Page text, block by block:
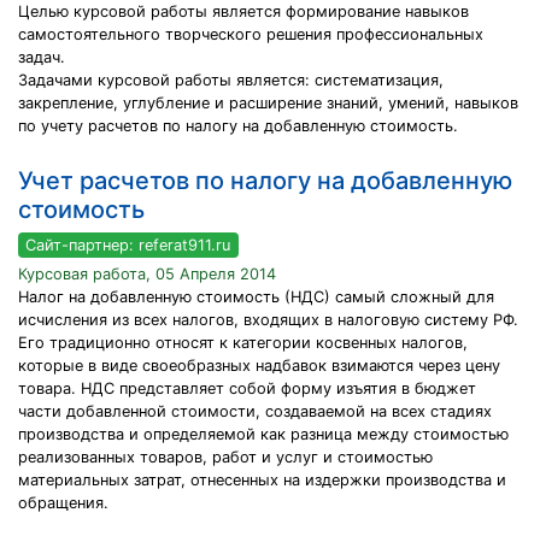
Целью курсовой работы является формирование навыков
самостоятельного творческого решения профессиональных
задач.
Задачами курсовой работы является: систематизация,
закрепление, углубление и расширение знаний, умений, навыков
по учету расчетов по налогу на добавленную стоимость.
Учет расчетов по налогу на добавленную
стоимость
Сайт-партнер: referat911.ru
Курсовая работа, 05 Апреля 2014
Налог на добавленную стоимость (НДС) самый сложный для
исчисления из всех налогов, входящих в налоговую систему РФ.
Его традиционно относят к категории косвенных налогов,
которые в виде своеобразных надбавок взимаются через цену
товара. НДС представляет собой форму изъятия в бюджет
части добавленной стоимости, создаваемой на всех стадиях
производства и определяемой как разница между стоимостью
реализованных товаров, работ и услуг и стоимостью
материальных затрат, отнесенных на издержки производства и
обращения.